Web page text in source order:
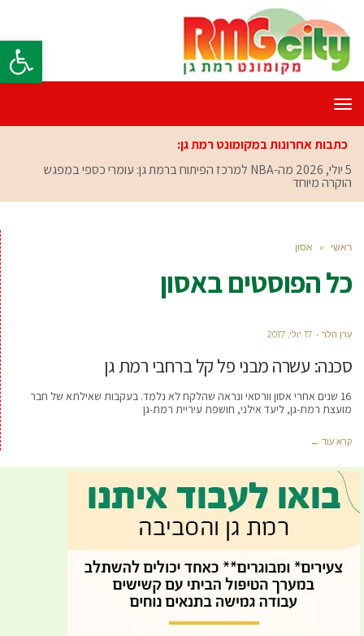
פתח
תפריט
כתבות אחרונות במקומונט רמת גן:
5 יולי, 2026
מה-NBA למרכז הפיתוח ברמת גן: עומרי כספי במפגש
הוקרה מיוחד
ראשי » אסון
כל הפוסטים באסון
ערן הלר 17 יולי, 2017
סכנה: עשרה מבני פל קל ברחבי רמת גן
16 שנים אחרי אסון וורסאי ונראה שהלקח לא נלמד. בעקבות שאילתא של חבר
מועצת רמת-גן, ליעד אילני, חושפת עיריית רמת-גן
קרא עוד ←